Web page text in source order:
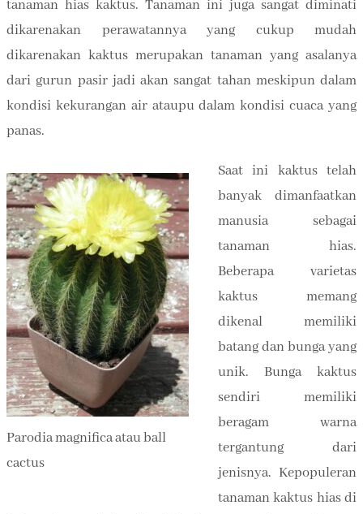
tanaman hias kaktus. Tanaman ini juga sangat diminati
dikarenakan perawatannya yang cukup mudah
dikarenakan kaktus merupakan tanaman yang asalanya
dari gurun pasir jadi akan sangat tahan meskipun dalam
kondisi kekurangan air ataupu dalam kondisi cuaca yang
panas.
Parodia magnifica atau ball
cactus
Saat ini kaktus telah
banyak dimanfaatkan
manusia sebagai
tanaman hias.
Beberapa varietas
kaktus memang
dikenal memiliki
batang dan bunga yang
unik. Bunga kaktus
sendiri memiliki
beragam warna
tergantung dari
jenisnya. Kepopuleran
tanaman kaktus hias di